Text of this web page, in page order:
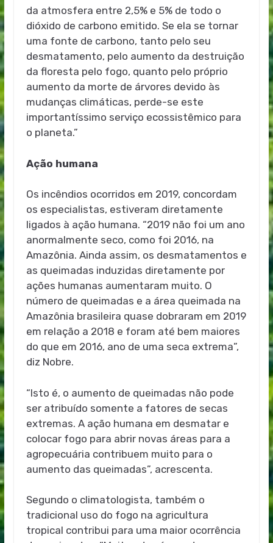
da atmosfera entre 2,5% e 5% de todo o
dióxido de carbono emitido. Se ela se tornar
uma fonte de carbono, tanto pelo seu
desmatamento, pelo aumento da destruição
da floresta pelo fogo, quanto pelo próprio
aumento da morte de árvores devido às
mudanças climáticas, perde-se este
importantíssimo serviço ecossistêmico para
o planeta.”
Ação humana
Os incêndios ocorridos em 2019, concordam
os especialistas, estiveram diretamente
ligados à ação humana. “2019 não foi um ano
anormalmente seco, como foi 2016, na
Amazônia. Ainda assim, os desmatamentos e
as queimadas induzidas diretamente por
ações humanas aumentaram muito. O
número de queimadas e a área queimada na
Amazônia brasileira quase dobraram em 2019
em relação a 2018 e foram até bem maiores
do que em 2016, ano de uma seca extrema”,
diz Nobre.
“Isto é, o aumento de queimadas não pode
ser atribuído somente a fatores de secas
extremas. A ação humana em desmatar e
colocar fogo para abrir novas áreas para a
agropecuária contribuem muito para o
aumento das queimadas”, acrescenta.
Segundo o climatologista, também o
tradicional uso do fogo na agricultura
tropical contribui para uma maior ocorrência